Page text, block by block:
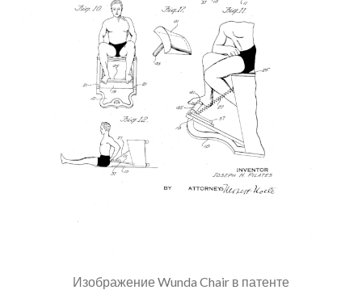
Пилатес на тренажере Wunda
Программа оздоровления “10
шагов Гуа Ша” поддержка
организмук записи
ПРИВЫЧКА — ХОЗЯИН ИЛИ
РАБ?
Февраль 2022
Декабрь 2021
Изображение Wunda Chair в патенте